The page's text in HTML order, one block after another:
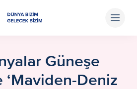
Güneşe
‘Maviden-Deniz